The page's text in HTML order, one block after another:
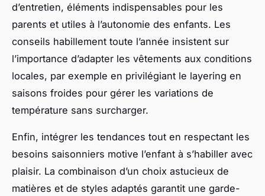
d’entretien, éléments indispensables pour les
parents et utiles à l’autonomie des enfants. Les
conseils habillement toute l’année insistent sur
l’importance d’adapter les vêtements aux conditions
locales, par exemple en privilégiant le layering en
saisons froides pour gérer les variations de
température sans surcharger.
Enfin, intégrer les tendances tout en respectant les
besoins saisonniers motive l’enfant à s’habiller avec
plaisir. La combinaison d’un choix astucieux de
matières et de styles adaptés garantit une garde-